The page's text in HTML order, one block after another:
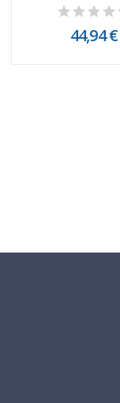
44,94 €